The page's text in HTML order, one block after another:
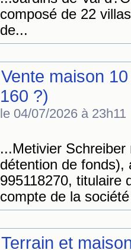
composé de 22
de...
Vente maison
160 ?)
le 04/07/2026 à 23h11
...Metivier
détention de
995118270, titulaire
compte de la
Terrain et